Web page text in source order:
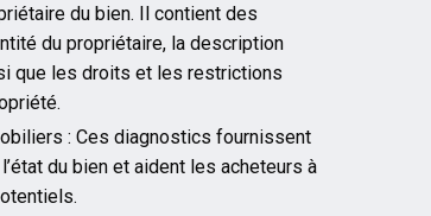
du bien. Il contient des
du propriétaire, la description
que les droits et les restrictions
: Ces diagnostics fournissent
du bien et aident les acheteurs à